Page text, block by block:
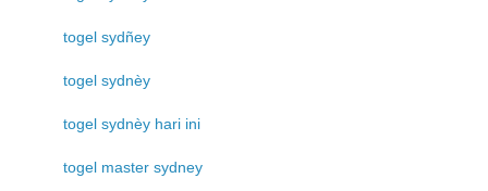
togel sydñey
togel sydnèy
togel sydnèy hari ini
togel master sydney